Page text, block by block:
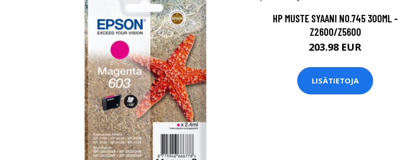
HP MUSTE SYAANI NO.745 300ML -
Z2600/Z5600
203.98 EUR
LISÄTIETOJA